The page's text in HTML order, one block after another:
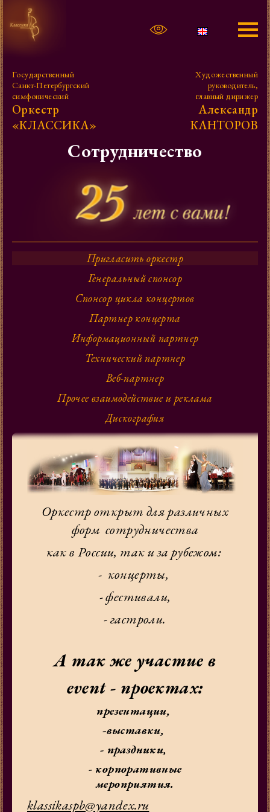
Александр Канторов
Оркестр
Фото, видео
Контакты
Государственный
Санкт-Петербургский
симфонический
Оркестр
«КЛАССИКА»
Художественный
руководитель,
главный дирижер
Александр
КАНТОРОВ
Сотрудничество
Пригласить оркестр
Генеральный спонсор
Спонсор цикла концертов
Партнер концерта
Информационный партнер
Технический партнер
Веб-партнер
Прочее взаимодействие и реклама
Дискография
Оркестр открыт для различных
форм сотрудничества
как в России, так и за рубежом:
- концерты,
- фестивали,
- гастроли.
А так же участие в
event - проектах:
презентации,
-выставки,
- праздники,
- корпоративные
мероприятия.
klassikaspb@yandex.ru